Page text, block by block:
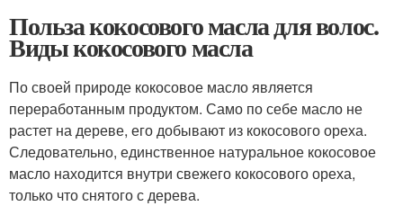
Польза кокосового масла для волос.
Виды кокосового масла
По своей природе кокосовое масло является
переработанным продуктом. Само по себе масло не
растет на дереве, его добывают из кокосового ореха.
Следовательно, единственное натуральное кокосовое
масло находится внутри свежего кокосового ореха,
только что снятого с дерева.